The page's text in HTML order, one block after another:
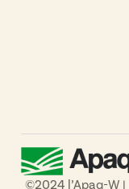
©2024 l’Apaq-W |